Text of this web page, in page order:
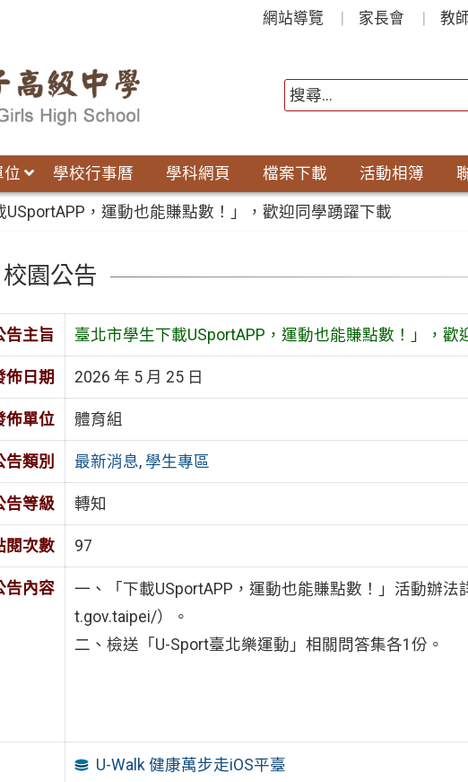
網站導覽 家長會 教
位 學校行事曆 學科網頁 檔案下載 活動相簿
USportAPP，運動也能賺點數！」，歡迎同學踴躍下載
校園公告
告主旨 臺北市學生下載USportAPP，運動也能賺點數！」，歡
佈日期 2026 年 5 月 25 日
佈單位 體育組
告類別 最新消息, 學生專區
告等級 轉知
閱次數 97
告內容
一、「下載USportAPP，運動也能賺點數！」活動辦
t.gov.taipei/）。
二、檢送「U-Sport臺北樂運動」相關問答集各1份。
U-Walk 健康萬步走iOS平臺